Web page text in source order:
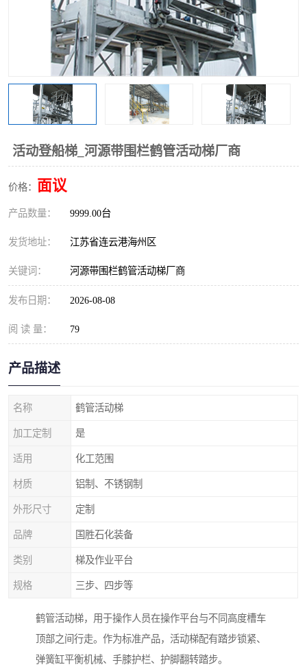
活动登船梯_河源带围栏鹤管活动梯厂商
价格： 面议
产品数量： 9999.00台
发货地址： 江苏省连云港海州区
关键词： 河源带围栏鹤管活动梯厂商
发布日期： 2026-08-08
阅 读 量： 79
产品描述
名称 鹤管活动梯
加工定制 是
适用 化工范围
材质 铝制、不锈钢制
外形尺寸 定制
品牌 国胜石化装备
类别 梯及作业平台
规格 三步、四步等
鹤管活动梯，用于操作人员在操作平台与不同高度槽车
顶部之间行走。作为标准产品，活动梯配有踏步锁紧、
弹簧缸平衡机械、手膝护栏、护脚翻转踏步。